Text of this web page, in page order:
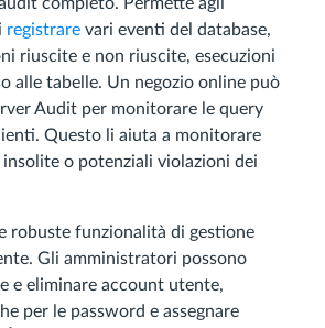
registrare vari eventi del database,
riuscite e non riuscite, esecuzioni
alle tabelle. Un negozio online può
Audit per monitorare le query
Questo li aiuta a monitorare
o potenziali violazioni dei
robuste funzionalità di gestione
Gli amministratori possono
e eliminare account utente,
per le password e assegnare